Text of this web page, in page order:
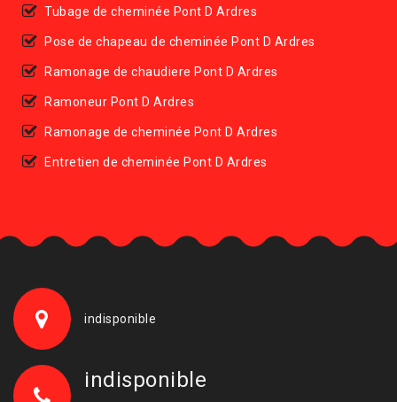
Tubage de cheminée Pont D Ardres
Pose de chapeau de cheminée Pont D Ardres
Ramonage de chaudiere Pont D Ardres
Ramoneur Pont D Ardres
Ramonage de cheminée Pont D Ardres
Entretien de cheminée Pont D Ardres
indisponible
indisponible